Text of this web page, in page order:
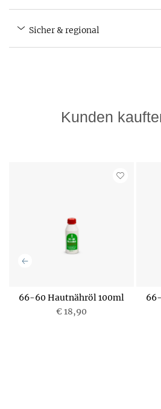
Sicher & regional
Kunden
66-60 Hautnähröl 100ml
€ 18,90